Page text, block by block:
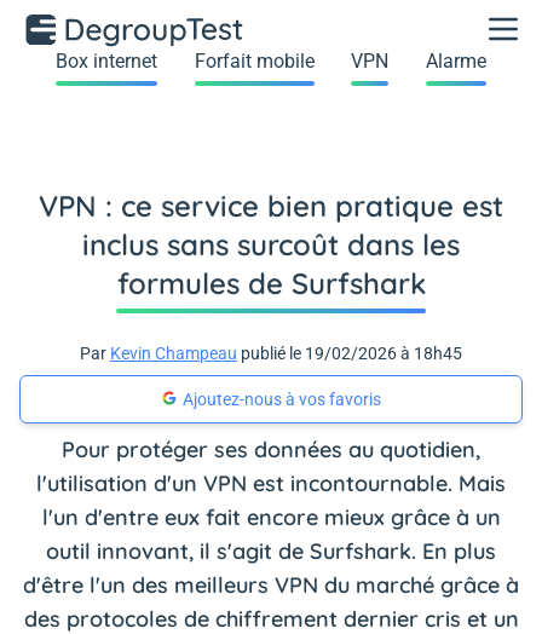
Box internet Forfait mobile VPN Alarme
VPN : ce service bien pratique est
inclus sans surcoût dans les
formules de Surfshark
Par Kevin Champeau publié le 19/02/2026 à 18h45
Ajoutez-nous à vos favoris
Pour protéger ses données au quotidien,
l'utilisation d'un VPN est incontournable. Mais
l'un d'entre eux fait encore mieux grâce à un
outil innovant, il s'agit de Surfshark. En plus
d'être l'un des meilleurs VPN du marché grâce à
des protocoles de chiffrement dernier cris et un